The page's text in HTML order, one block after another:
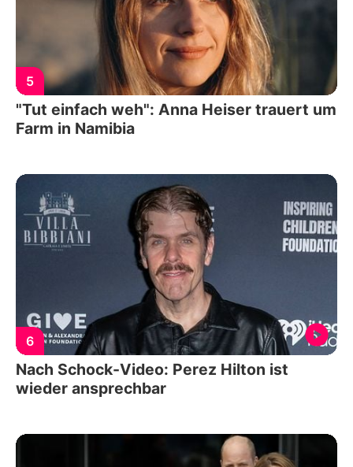
5
"Tut einfach weh": Anna Heiser trauert um
Farm in Namibia
6
Nach Schock-Video: Perez Hilton ist
wieder ansprechbar